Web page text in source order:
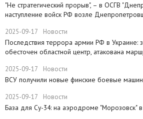
"Не стратегический прорыв", – в ОСГВ
наступление войск РФ возле
2025-09-17 Новости
Последствия террора армии РФ в Украине:
обесточен областной центр, атакована
2025-09-17 Новости
ВСУ получили новые финские боевые
2025-09-17 Новости
База для Су-34: на аэродроме "Морозовск"